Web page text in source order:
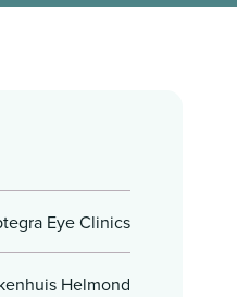
Eye Clinics
Helmond